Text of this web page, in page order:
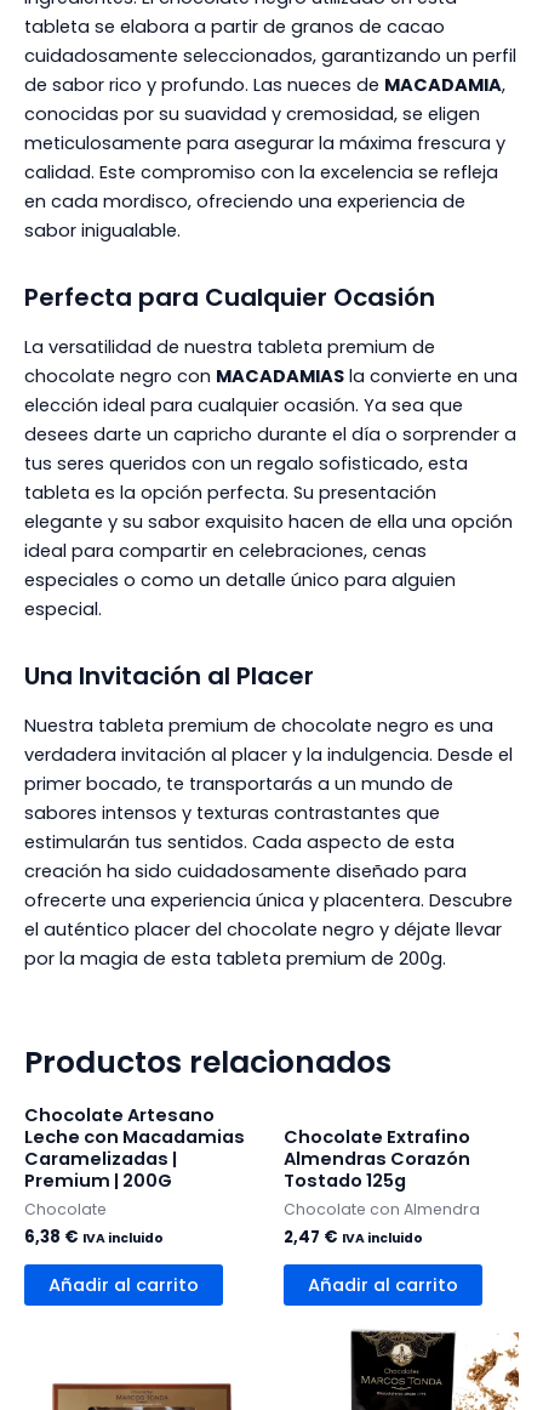
tableta se elabora a partir de granos de cacao
cuidadosamente seleccionados, garantizando un perfil
de sabor rico y profundo. Las nueces de MACADAMIA,
conocidas por su suavidad y cremosidad, se eligen
meticulosamente para asegurar la máxima frescura y
calidad. Este compromiso con la excelencia se refleja
en cada mordisco, ofreciendo una experiencia de
sabor inigualable.
Perfecta para Cualquier Ocasión
La versatilidad de nuestra tableta premium de
chocolate negro con MACADAMIAS la convierte en una
elección ideal para cualquier ocasión. Ya sea que
desees darte un capricho durante el día o sorprender a
tus seres queridos con un regalo sofisticado, esta
tableta es la opción perfecta. Su presentación
elegante y su sabor exquisito hacen de ella una opción
ideal para compartir en celebraciones, cenas
especiales o como un detalle único para alguien
especial.
Una Invitación al Placer
Nuestra tableta premium de chocolate negro es una
verdadera invitación al placer y la indulgencia. Desde el
primer bocado, te transportarás a un mundo de
sabores intensos y texturas contrastantes que
estimularán tus sentidos. Cada aspecto de esta
creación ha sido cuidadosamente diseñado para
ofrecerte una experiencia única y placentera. Descubre
el auténtico placer del chocolate negro y déjate llevar
por la magia de esta tableta premium de 200g.
Productos relacionados
Chocolate Artesano
Leche con Macadamias
Caramelizadas |
Premium | 200G
Chocolate
6,38 € IVA incluido
Añadir al carrito
Chocolate Extrafino
Almendras Corazón
Tostado 125g
Chocolate con Almendra
2,47 € IVA incluido
Añadir al carrito